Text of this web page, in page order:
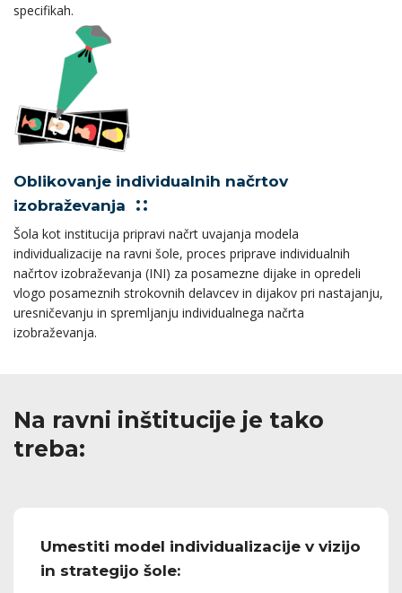
specifikah.
Oblikovanje individualnih načrtov
izobraževanja
Šola kot institucija pripravi načrt uvajanja modela
individualizacije na ravni šole, proces priprave individualnih
načrtov izobraževanja (INI) za posamezne dijake in opredeli
vlogo posameznih strokovnih delavcev in dijakov pri nastajanju,
uresničevanju in spremljanju individualnega načrta
izobraževanja.
Na ravni inštitucije je tako
treba:
Umestiti model individualizacije v vizijo
in strategijo šole: